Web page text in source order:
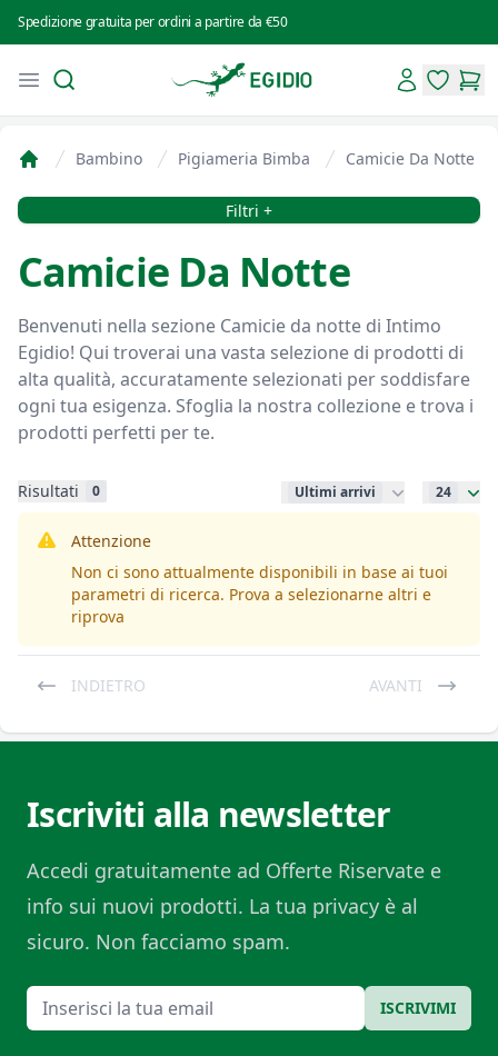
Spedizione gratuita per ordini a partire da €50
Open menu
Search
Intimo Egidio
Account
items in
Bambino Pigiameria Bimba Camicie Da Notte
Filtri Filtri +
Camicie Da Notte
Benvenuti nella sezione Camicie da notte di Intimo
Egidio! Qui troverai una vasta selezione di prodotti di
alta qualità, accuratamente selezionati per soddisfare
ogni tua esigenza. Sfoglia la nostra collezione e trova i
prodotti perfetti per te.
Risultati 0 Ultimi arrivi 24
Attenzione
Non ci sono attualmente disponibili in base ai tuoi
parametri di ricerca. Prova a selezionarne altri e
riprova
INDIETRO AVANTI
Iscriviti alla newsletter
Accedi gratuitamente ad Offerte Riservate e
info sui nuovi prodotti. La tua privacy è al
sicuro. Non facciamo spam.
Email ISCRIVIMI